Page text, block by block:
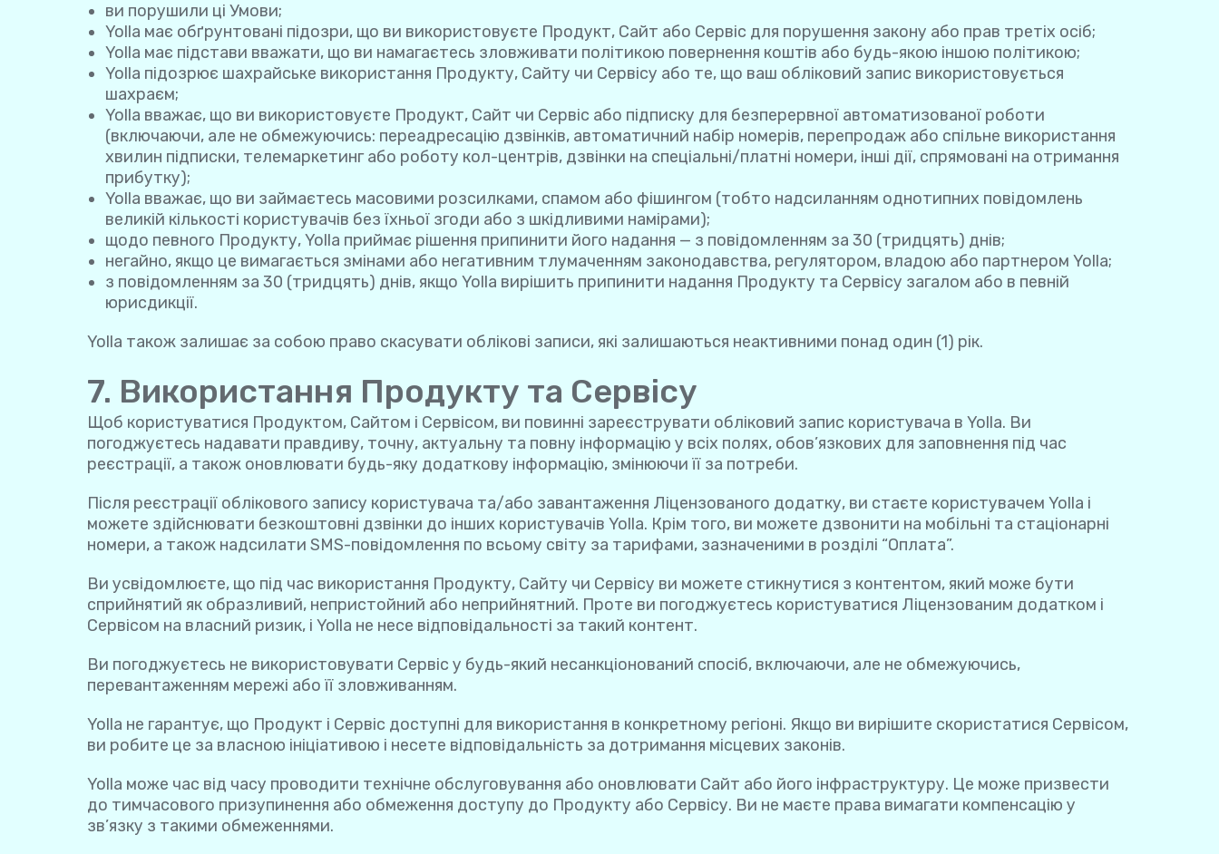
ви порушили ці Умови;
Yolla має обґрунтовані підозри, що ви використовуєте Продукт, Сайт або Сервіс для порушення закону або прав третіх осіб;
Yolla має підстави вважати, що ви намагаєтесь зловживати політикою повернення коштів або будь-якою іншою політикою;
Yolla підозрює шахрайське використання Продукту, Сайту чи Сервісу або те, що ваш обліковий запис використовується
шахраєм;
Yolla вважає, що ви використовуєте Продукт, Сайт чи Сервіс або підписку для безперервної автоматизованої роботи
(включаючи, але не обмежуючись: переадресацію дзвінків, автоматичний набір номерів, перепродаж або спільне використання
хвилин підписки, телемаркетинг або роботу кол-центрів, дзвінки на спеціальні/платні номери, інші дії, спрямовані на отримання
прибутку);
Yolla вважає, що ви займаєтесь масовими розсилками, спамом або фішингом (тобто надсиланням однотипних повідомлень
великій кількості користувачів без їхньої згоди або з шкідливими намірами);
щодо певного Продукту, Yolla приймає рішення припинити його надання — з повідомленням за 30 (тридцять) днів;
негайно, якщо це вимагається змінами або негативним тлумаченням законодавства, регулятором, владою або партнером Yolla;
з повідомленням за 30 (тридцять) днів, якщо Yolla вирішить припинити надання Продукту та Сервісу загалом або в певній
юрисдикції.
Yolla також залишає за собою право скасувати облікові записи, які залишаються неактивними понад один (1) рік.
7. Використання Продукту та Сервісу
Щоб користуватися Продуктом, Сайтом і Сервісом, ви повинні зареєструвати обліковий запис користувача в Yolla. Ви
погоджуєтесь надавати правдиву, точну, актуальну та повну інформацію у всіх полях, обов’язкових для заповнення під час
реєстрації, а також оновлювати будь-яку додаткову інформацію, змінюючи її за потреби.
Після реєстрації облікового запису користувача та/або завантаження Ліцензованого додатку, ви стаєте користувачем Yolla і
можете здійснювати безкоштовні дзвінки до інших користувачів Yolla. Крім того, ви можете дзвонити на мобільні та стаціонарні
номери, а також надсилати SMS-повідомлення по всьому світу за тарифами, зазначеними в розділі “Оплата”.
Ви усвідомлюєте, що під час використання Продукту, Сайту чи Сервісу ви можете стикнутися з контентом, який може бути
сприйнятий як образливий, непристойний або неприйнятний. Проте ви погоджуєтесь користуватися Ліцензованим додатком і
Сервісом на власний ризик, і Yolla не несе відповідальності за такий контент.
Ви погоджуєтесь не використовувати Сервіс у будь-який несанкціонований спосіб, включаючи, але не обмежуючись,
перевантаженням мережі або її зловживанням.
Yolla не гарантує, що Продукт і Сервіс доступні для використання в конкретному регіоні. Якщо ви вирішите скористатися Сервісом,
ви робите це за власною ініціативою і несете відповідальність за дотримання місцевих законів.
Yolla може час від часу проводити технічне обслуговування або оновлювати Сайт або його інфраструктуру. Це може призвести
до тимчасового призупинення або обмеження доступу до Продукту або Сервісу. Ви не маєте права вимагати компенсацію у
зв’язку з такими обмеженнями.